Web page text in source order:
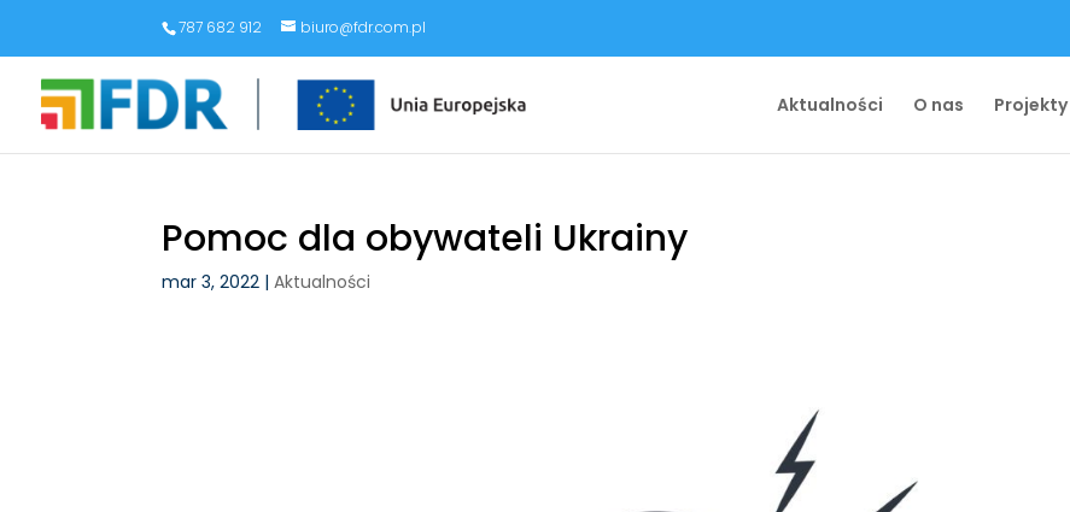
787 682 912 biuro@fdr.com.pl
Aktualności O nas Projekty
Pomoc dla obywateli Ukrainy
mar 3, 2022 |Aktualności